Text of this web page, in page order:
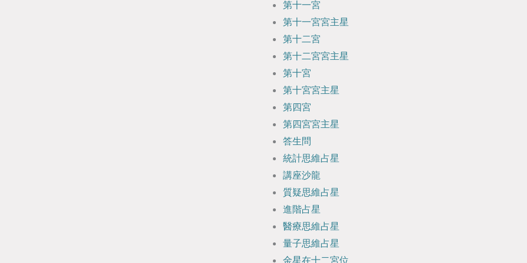
第十一宮
第十一宮宮主星
第十二宮
第十二宮宮主星
第十宮
第十宮宮主星
第四宮
第四宮宮主星
答生問
統計思維占星
講座沙龍
質疑思維占星
進階占星
醫療思維占星
量子思維占星
金星在十二宮位